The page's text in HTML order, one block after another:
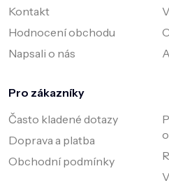
Kontakt
Hodnocení obchodu
Napsali o nás
Pro zákazníky
Často kladené dotazy
Doprava a platba
Obchodní podmínky